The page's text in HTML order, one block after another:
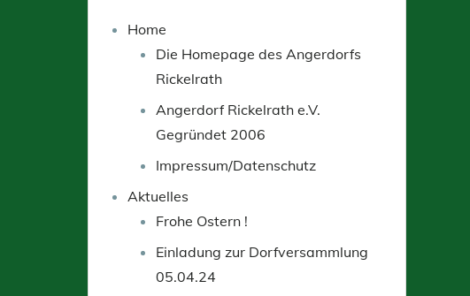
Home
Die Homepage des Angerdorfs
Rickelrath
Angerdorf Rickelrath e.V.
Gegründet 2006
Impressum/Datenschutz
Aktuelles
Frohe Ostern !
Einladung zur Dorfversammlung
05.04.24